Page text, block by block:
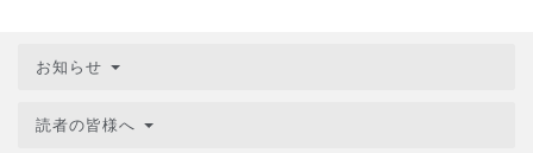
お知らせ
読者の皆様へ